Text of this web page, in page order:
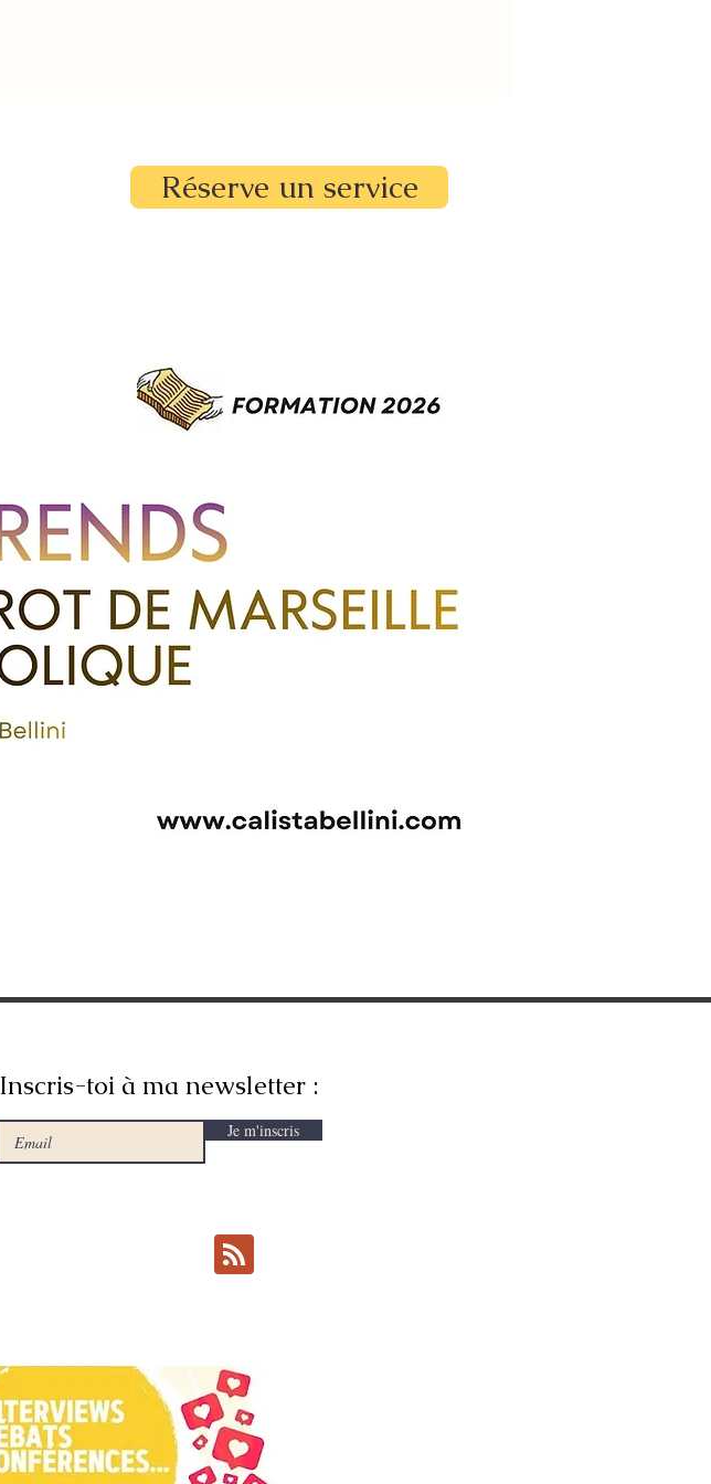
Réserve un service
Inscris-toi à ma newsletter :
Je m'inscris